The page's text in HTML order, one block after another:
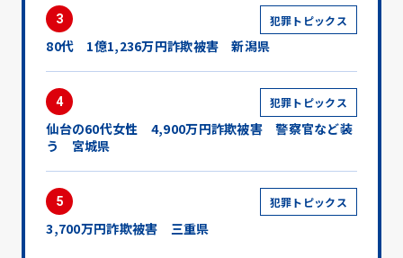
3 犯罪トピックス
80代 1億1,236万円詐欺被害 新潟県
4 犯罪トピックス
仙台の60代女性 4,900万円詐欺被害 警察官など装
う 宮城県
5 犯罪トピックス
3,700万円詐欺被害 三重県